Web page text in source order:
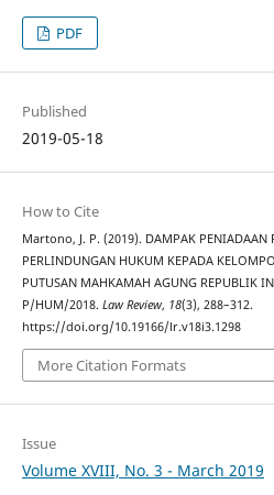
PDF
Published
2019-05-18
How to Cite
Martono, J. P. (2019). DAMPAK PENIADAAN
PERLINDUNGAN HUKUM KEPADA
PUTUSAN MAHKAMAH AGUNG REPUBLIK
P/HUM/2018. Law Review, 18(3), 288–312.
https://doi.org/10.19166/lr.v18i3.1298
More Citation Formats
Issue
Volume XVIII, No. 3 - March 2019